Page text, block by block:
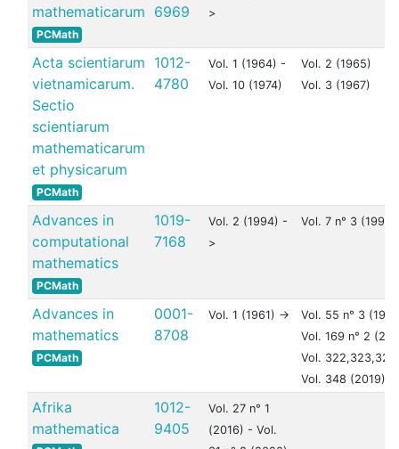
mathematicarum
PCMath
6969
>
Acta scientiarum
vietnamicarum.
Sectio
scientiarum
mathematicarum
et physicarum
PCMath
1012-
4780
Vol. 1 (1964) -
Vol. 10 (1974)
Vol. 2 (1965)
Vol. 3 (1967)
Advances in
computational
mathematics
PCMath
1019-
7168
Vol. 2 (1994) -
>
Vol. 7 n° 3 (1997)
Advances in
mathematics
PCMath
0001-
8708
Vol. 1 (1961) ->
Vol. 55 n° 3
Vol. 169 n° 2
Vol. 322,323,324
Vol. 348 (2019)
Afrika
mathematica
1012-
9405
Vol. 27 n° 1
(2016) - Vol.